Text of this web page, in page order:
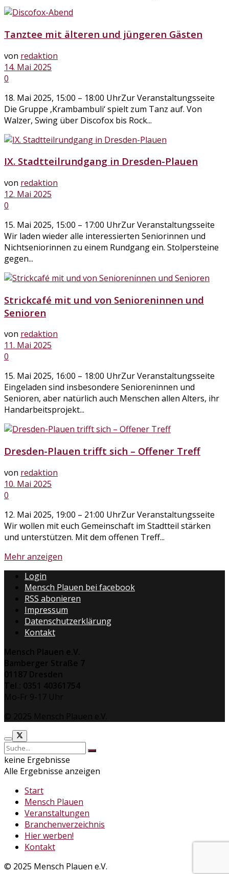
Tanztee mit älteren und jüngeren Gästen
von redaktion
14. Mai 2025
0
18. Mai 2025, 15:00 – 18:00 UhrZur Veranstaltungsseite
Die Gruppe ‚Krambambuli‘ spielt zum Tanz auf. Von
Walzer, Swing über Discofox bis Rock...
IX. Stadtteilrundgang in Dresden-Plauen
von redaktion
12. Mai 2025
0
15. Mai 2025, 15:00 – 17:00 UhrZur Veranstaltungsseite
Wir laden wieder alle interessierten Seniorinnen und
Nichtseniorinnen zu einem Rundgang ein. Stolpersteine
gegen...
Strickcafé mit und von Senioreninnen und
Senioren
von redaktion
11. Mai 2025
0
15. Mai 2025, 16:00 – 18:00 UhrZur Veranstaltungsseite
Eingeladen sind insbesondere Senioreninnen und
Senioren, aber natürlich auch Menschen allen Alters, ihr
Handarbeitsprojekt...
Dresden-Plauen trifft sich – Offener Treff
von redaktion
10. Mai 2025
0
12. Mai 2025, 19:00 – 21:00 UhrZur Veranstaltungsseite
Wir wollen mit euch Gemeinschaft im Stadtteil stärken
und unterstützen. Mit dem offenen Treff...
Mehr anzeigen
Login
Mensch Plauen bei facebook
RSS abonieren
Impressum
Datenschutzerklärung
Kontakt
Mensch Plauen e.V.
Bamberger Straße 7
01187 Dresden
Tel.: 0351 40361754
Mo-Fr 9-17 Uhr
© 2025 Mensch Plauen e.V.
keine Ergebnisse
Alle Ergebnisse anzeigen
Start
Mensch Plauen
Veranstaltungen
Branchenverzeichnis
Hier werben!
Kontakt
© 2025 Mensch Plauen e.V.